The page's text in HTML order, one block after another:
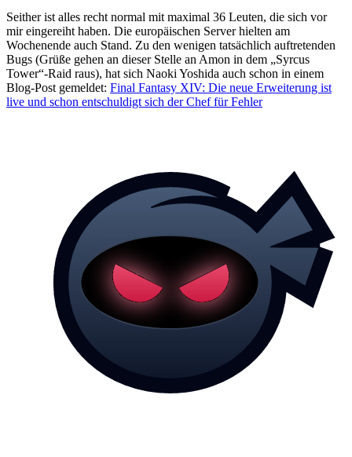
Seither ist alles recht normal mit maximal 36 Leuten, die sich vor
mir eingereiht haben. Die europäischen Server hielten am
Wochenende auch Stand. Zu den wenigen tatsächlich auftretenden
Bugs (Grüße gehen an dieser Stelle an Amon in dem
Syrcus
Tower -Raid raus), hat sich Naoki Yoshida auch schon in einem
Blog-Post gemeldet: Final Fantasy XIV: Die neue Erweiterung ist
live und schon entschuldigt sich der Chef für Fehler